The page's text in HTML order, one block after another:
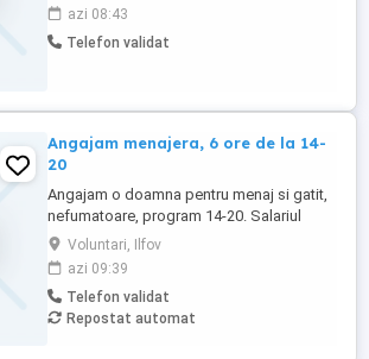
azi 08:43
Telefon validat
Angajam menajera, 6 ore de la 14-
20
Angajam o doamna pentru menaj si gatit,
nefumatoare, program 14-20. Salariul
5000 de RON. Permisul auto este de dorit
Voluntari, Ilfov
azi 09:39
Telefon validat
Repostat automat